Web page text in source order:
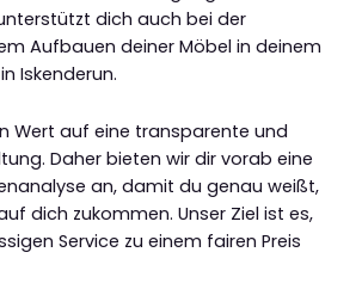
dich auch bei der
Aufbauen deiner Möbel in deinem
Iskenderun.
Wert auf eine transparente und
Daher bieten wir dir vorab eine
an, damit du genau weißt,
dich zukommen. Unser Ziel ist es,
Service zu einem fairen Preis